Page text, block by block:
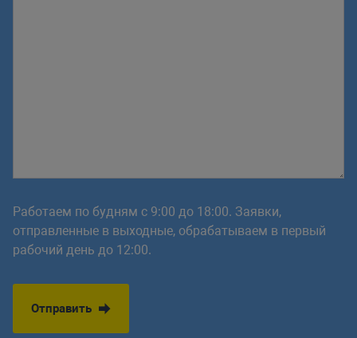
Работаем по будням с 9:00 до 18:00. Заявки,
отправленные в выходные, обрабатываем в первый
рабочий день до 12:00.
Отправить